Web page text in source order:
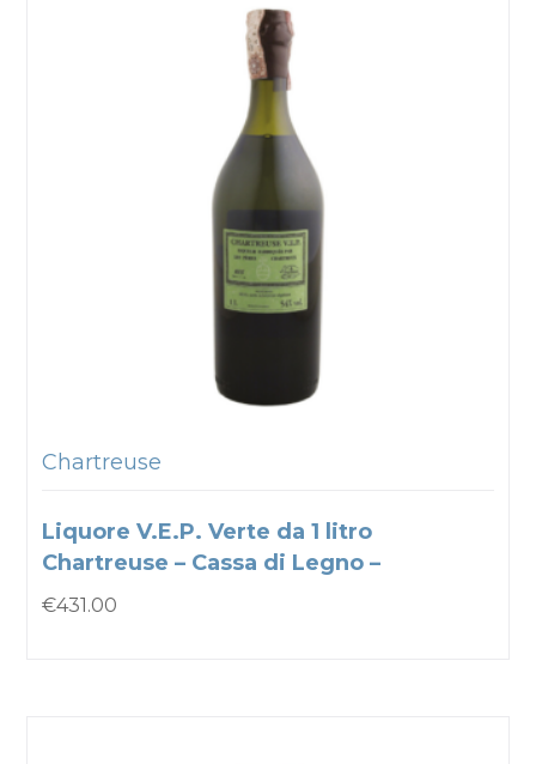
Chartreuse
Liquore V.E.P. Verte da 1 litro
Chartreuse – Cassa di Legno –
€431.00